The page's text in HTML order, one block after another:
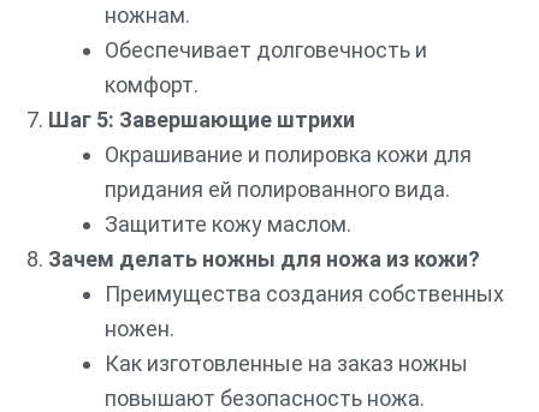
ножнам.
Обеспечивает долговечность и
комфорт.
Шаг 5: Завершающие штрихи
Окрашивание и полировка кожи для
придания ей полированного вида.
Защитите кожу маслом.
Зачем делать ножны для ножа из кожи?
Преимущества создания собственных
ножен.
Как изготовленные на заказ ножны
повышают безопасность ножа.